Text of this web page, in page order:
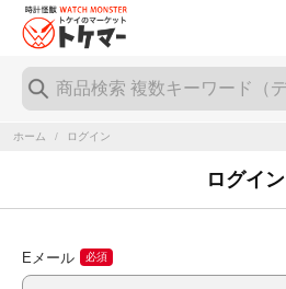
ホーム / ログイン
ログイン
Eメール